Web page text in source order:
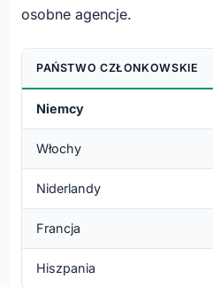
osobne agencje.
PAŃSTWO CZŁONKOWSKIE
Niemcy
Włochy
Niderlandy
Francja
Hiszpania